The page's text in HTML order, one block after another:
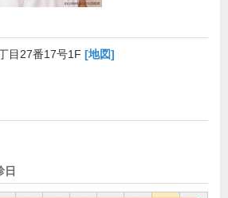
目27番17号1F [地図]
日